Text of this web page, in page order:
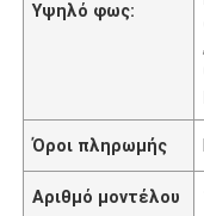
Υψηλό φως:
,
Όροι πληρωμής
Αριθμό μοντέλου